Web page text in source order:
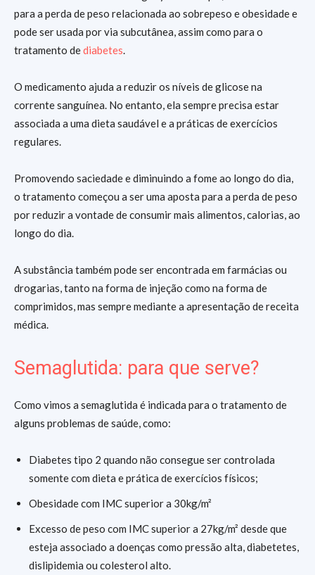
para a perda de peso relacionada ao sobrepeso e obesidade e
pode ser usada por via subcutânea, assim como para o
tratamento dediabetes.
O medicamento ajuda a reduzir os níveis de glicose na
corrente sanguínea. No entanto, ela sempre precisa estar
associada a uma dieta saudável e a práticas de exercícios
regulares.
Promovendo saciedade e diminuindo a fome ao longo do dia,
o tratamento começou a ser uma aposta para a perda de peso
por reduzir a vontade de consumir mais alimentos, calorias, ao
longo do dia.
A substância também pode ser encontrada em farmácias ou
drogarias, tanto na forma de injeção como na forma de
comprimidos, mas sempre mediante a apresentação de receita
médica.
Semaglutida: para que serve?
Como vimos a semaglutida é indicada para o tratamento de
alguns problemas de saúde, como:
Diabetes tipo 2 quando não consegue ser controlada
somente com dieta e prática de exercícios físicos;
Obesidade com IMC superior a 30kg/m²
Excesso de peso com IMC superior a 27kg/m² desde que
esteja associado a doenças como pressão alta, diabetetes,
dislipidemia ou colesterol alto.